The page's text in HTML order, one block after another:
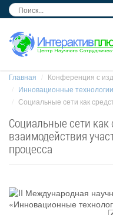
Главная
Конференция с
Инновационные
Социальные сети как
Социальные сети как
взаимодействия
процесса